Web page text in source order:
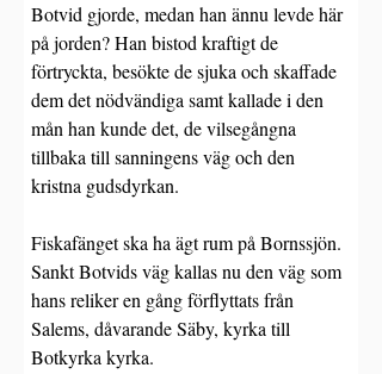
Botvid gjorde, medan han ännu levde här
på jorden? Han bistod kraftigt de
förtryckta, besökte de sjuka och skaffade
dem det nödvändiga samt kallade i den
mån han kunde det, de vilsegångna
tillbaka till sanningens väg och den
kristna gudsdyrkan.
Fiskafänget ska ha ägt rum på Bornssjön.
Sankt Botvids väg kallas nu den väg som
hans reliker en gång förflyttats från
Salems, dåvarande Säby, kyrka till
Botkyrka kyrka.